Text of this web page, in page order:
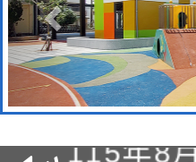
轉知經
業技術
115年8